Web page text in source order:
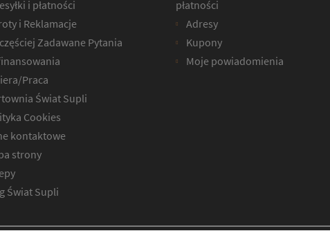
i płatności
i Reklamacje
Zadawane Pytania
Praca
Świat Supli
Cookies
kontaktowe
strony
Świat Supli
płatności
Adresy
Kupony
Moje powiadomienia